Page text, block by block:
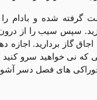
گرفته شده و بادام را
بپزید. سپس سیب را از
اجاق گاز بردارید.
نی خواهید سرو کنید
خوراکی های فصل دسر